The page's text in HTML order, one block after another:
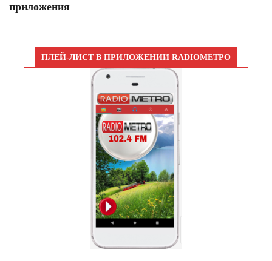
приложения
ПЛЕЙ-ЛИСТ В ПРИЛОЖЕНИИ RADIOМЕТРО